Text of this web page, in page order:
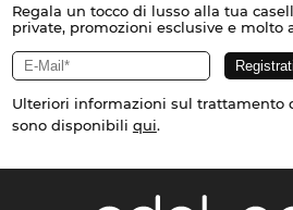
Regala un tocco di lusso alla tua
private, promozioni esclusive e molto
Ulteriori informazioni sul trattamento
sono disponibili qui.